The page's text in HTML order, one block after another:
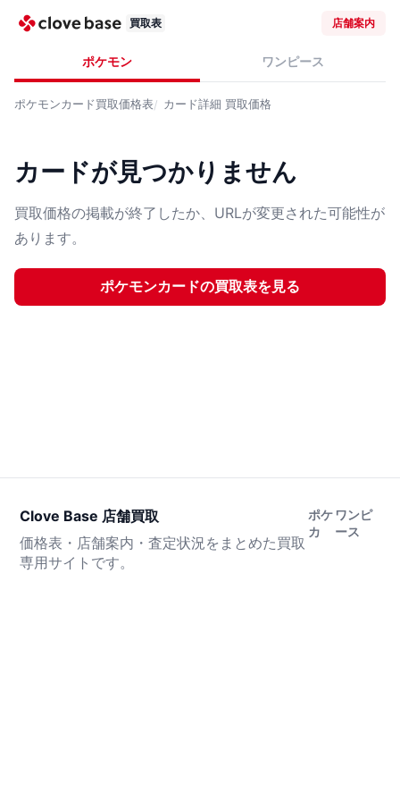
買取表 店舗案内
ポケモン ワンピース
ポケモンカード買取価格表 カード詳細 買取価格
カードが見つかりません
買取価格の掲載が終了したか、URLが変更された可能性が
あります。
ポケモンカードの買取表を見る
Clove Base 店舗買取
価格表・店舗案内・査定状況をまとめた買取
専用サイトです。
ポケ
カ
ワンピ
ース